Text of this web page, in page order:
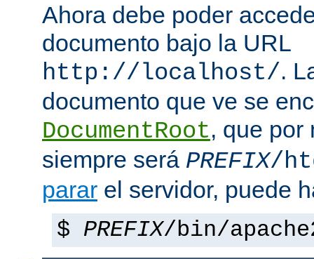
Ahora debe poder
documento bajo la URL
http://localhost/.
documento que ve se
DocumentRoot, que por
siempre será PREFIX/
parar el servidor, puede
$ PREFIX/bin/